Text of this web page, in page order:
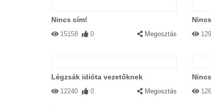
Nincs cím!
15158 0 Megosztás
Légzsák idióta vezetőknek
12240 0 Megosztás